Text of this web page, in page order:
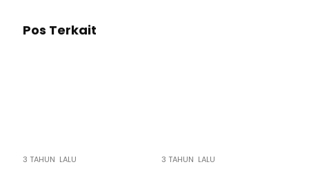
Pos Terkait
3 TAHUN LALU 3 TAHUN LALU